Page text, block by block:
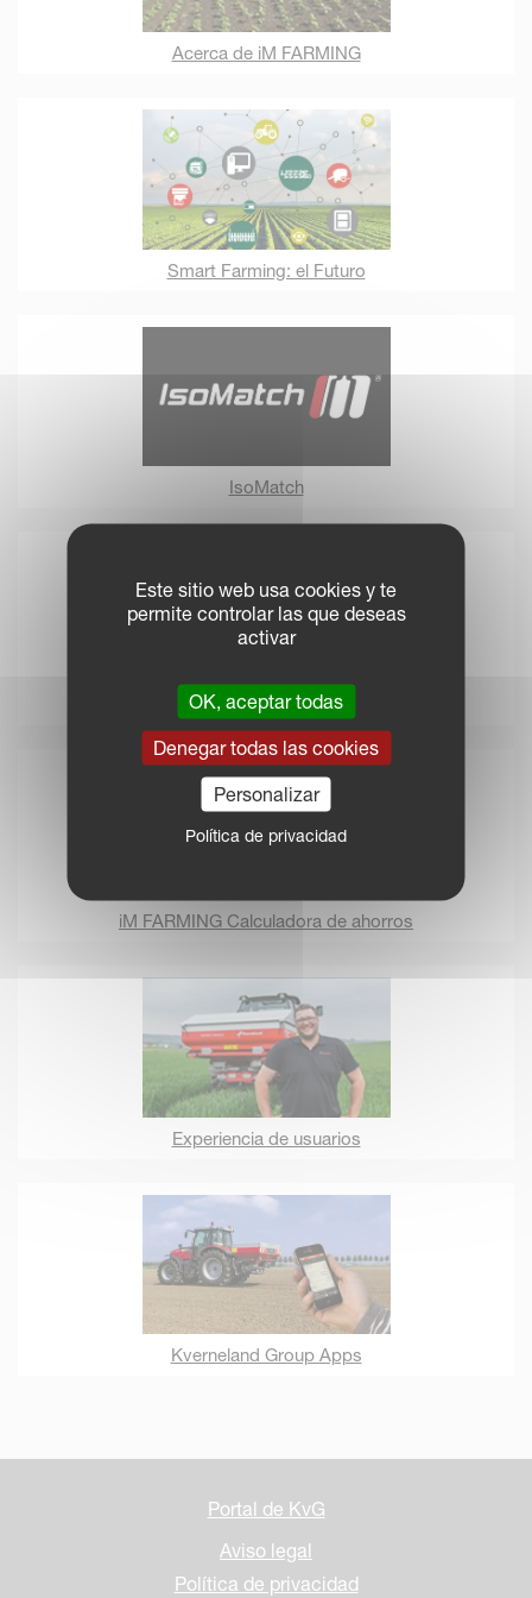
Acerca de iM FARMING
Smart Farming: el Futuro
IsoMatch
Acerca de ISOBUS
iM FARMING Calculadora de ahorros
Experiencia de usuarios
Kverneland Group Apps
Portal de KvG
Aviso legal
Política de privacidad
Este sitio web usa cookies y te
permite controlar las que deseas
activar
OK, aceptar todas
Denegar todas las cookies
Personalizar
Política de privacidad